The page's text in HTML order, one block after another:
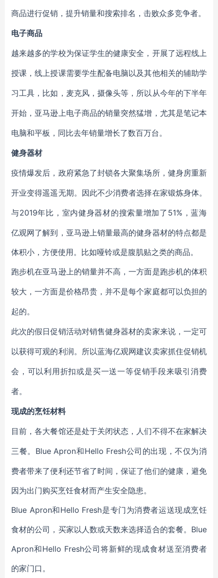
商品进行促销，提升销量和搜索排名，击败众多竞争者。
电子商品
越来越多的学校为保证学生的健康安全，开展了远程线上
授课，线上授课需要学生配备电脑以及其他相关的辅助学
习工具，比如，麦克风，摄像头等，所以从今年的下半年
开始，亚马逊上电子商品的销量突然猛增，尤其是笔记本
电脑和平板，同比去年销量增长了数百万台。
健身器材
疫情爆发后，政府紧急了封锁各大聚集场所，健身房重新
开业变得遥遥无期。因此不少消费者选择在家锻炼身体。
与2019年比，室内健身器材的搜索量增加了51%，蓝海
亿观网了解到，亚马逊上销量最高的健身器材的特点都是
体积小，方便使用。比如哑铃或是腹肌贴之类的商品。
跑步机在亚马逊上的销量并不高，一方面是跑步机的体积
较大，一方面是价格昂贵，并不是每个家庭都可以负担的
起的。
此次的假日促销活动对销售健身器材的卖家来说，一定可
以获得可观的利润。所以蓝海亿观网建议卖家抓住促销机
会，可以利用折扣或是买一送一等促销手段来吸引消费
者。
现成的烹饪材料
目前，各大餐馆还是处于关闭状态，人们不得不在家解决
三餐。 Blue Apron和Hello Fresh公司的出现，不仅为消
费者带来了便利还节省了时间，保证了他们的健康，避免
因为出门购买烹饪食材而产生安全隐患。
Blue Apron和Hello Fresh是专门为消费者运送现成烹饪
食材的公司，买家以人数或天数来选择适合的套餐。Blue
Apron和Hello Fresh公司将新鲜的现成食材送至消费者
的家门口。